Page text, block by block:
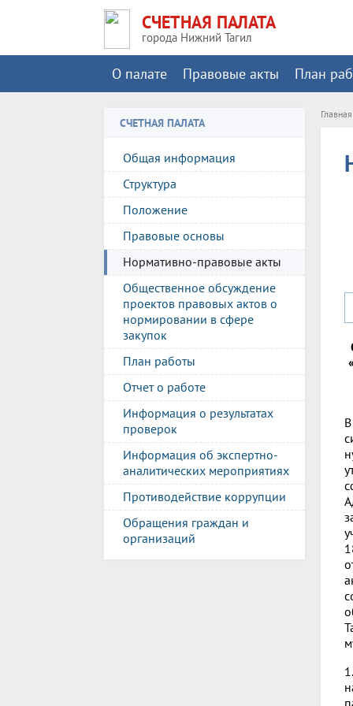
СЧЕТНАЯ ПАЛАТА
города Нижний Тагил
О палате Правовые акты План
СЧЕТНАЯ ПАЛАТА
Общая информация
Структура
Положение
Правовые основы
Нормативно-правовые акты
Общественное обсуждение
проектов правовых актов о
нормировании в сфере
закупок
План работы
Отчет о работе
Информация о результатах
проверок
Информация об экспертно-
аналитических мероприятиях
Противодействие коррупции
Обращения граждан и
организаций
Главная